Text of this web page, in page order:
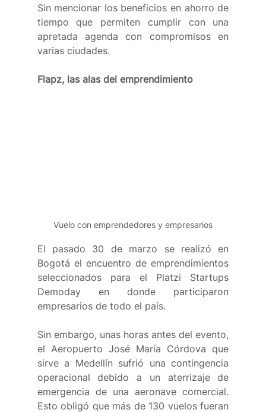
Sin mencionar los beneficios en ahorro de
tiempo que permiten cumplir con una
apretada agenda con compromisos en
varias ciudades.
Flapz, las alas del emprendimiento
Vuelo con emprendedores y empresarios
El pasado 30 de marzo se realizó en
Bogotá el encuentro de emprendimientos
seleccionados para el Platzi Startups
Demoday en donde participaron
empresarios de todo el país.
Sin embargo, unas horas antes del evento,
el Aeropuerto José María Córdova que
sirve a Medellín sufrió una contingencia
operacional debido a un aterrizaje de
emergencia de una aeronave comercial.
Esto obligó que más de 130 vuelos fueran